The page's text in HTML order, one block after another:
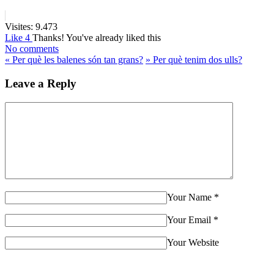
Visites: 9.473
Like 4 Thanks! You've already liked this
No comments
« Per què les balenes són tan grans? » Per què tenim dos ulls?
Leave a Reply
Your Name *
Your Email *
Your Website